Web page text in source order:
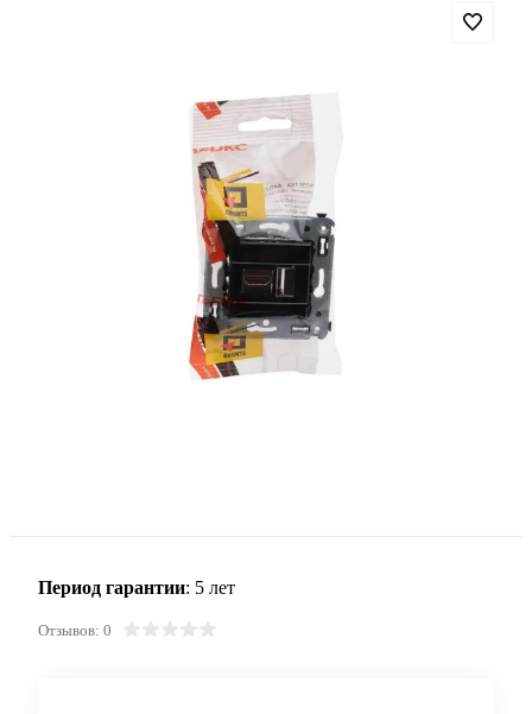
Период гарантии: 5 лет
Отзывов: 0